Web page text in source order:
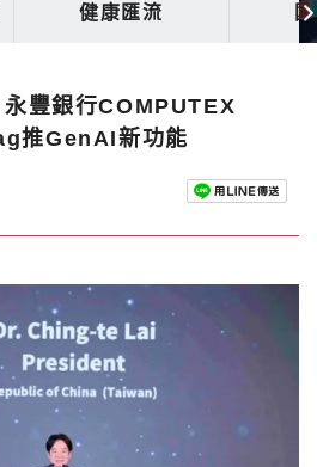
健康匯流
豐銀行COMPUTEX
推GenAI新功能